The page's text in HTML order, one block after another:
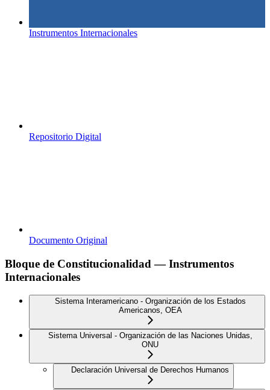
Instrumentos Internacionales
Repositorio Digital
Documento Original
Bloque de Constitucionalidad — Instrumentos
Internacionales
Sistema Interamericano - Organización de los Estados
Americanos, OEA
Sistema Universal - Organización de las Naciones Unidas,
ONU
Declaración Universal de Derechos Humanos